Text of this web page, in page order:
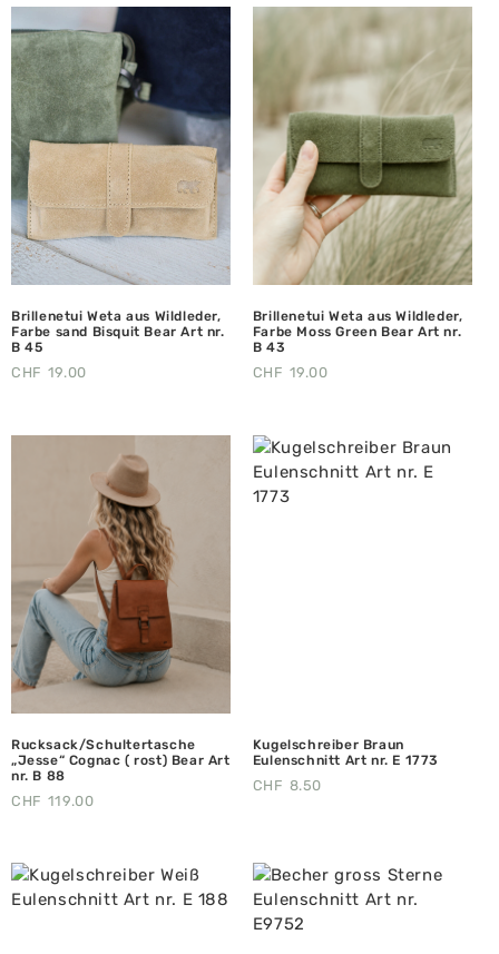
Brillenetui Weta aus Wildleder,
Farbe sand Bisquit Bear Art nr.
B 45
CHF 19.00
Brillenetui Weta aus Wildleder,
Farbe Moss Green Bear Art nr.
B 43
CHF 19.00
Rucksack/Schultertasche
„Jesse“ Cognac ( rost) Bear Art
nr. B 88
CHF 119.00
Kugelschreiber Braun
Eulenschnitt Art nr. E 1773
CHF 8.50